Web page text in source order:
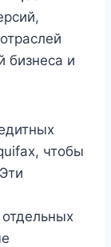
бизнеса и
чтобы